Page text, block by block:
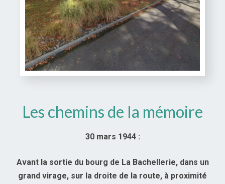
Les chemins de la mémoire
30 mars 1944 :
Avant la sortie du bourg de La Bachellerie, dans un
grand virage, sur la droite de la route, à proximité